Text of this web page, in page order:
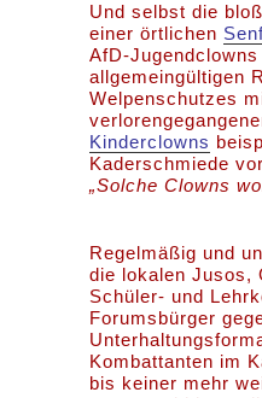
Und selbst die
einer örtlichen
AfD-
allgemeingültigen
Welpenschutzes
Kinderclowns
Kaderschmiede
„Solche Clowns
Regelmäßig und
die lokalen Jusos,
Schüler- und
Forumsbürger
Kombattanten im
bis keiner mehr